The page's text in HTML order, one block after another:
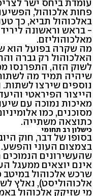
עומדת ביחס ישר
פחות אלכוהול,
באלכוהול תביא, כך
- בראש וראשונה
מאלכוהוליזם.
מה שקרה בפועל הוא
האלכוהול רק גברה
לשוק הזה, התפרנסו
שיהיה תמיד מה
נוספים שירצו לשתות.
הייצור הפיראטי
מאיכות נמוכה עם
מסוכנים, כמו
כתוצאה משתייה.
כישלון רב תחומי
בסופו של דבר, חוק
בצמצום העוני
שהעשירונים הנמוכים
אינם יוצאים ממעגל
שרכש אלכוהול במיטב
אלכוהוליסט), נאלץ
מי שזיקק אלכוהול